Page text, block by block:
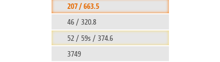
207 / 663.5
46 / 320.8
52 / 59s / 374.6
3749